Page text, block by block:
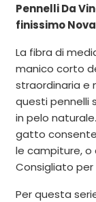
Pennelli Da
finissimo
La fibra di
manico corto
straordinaria e
questi pennelli
in pelo
gatto
le campiture, o
Consigliato
Per questa